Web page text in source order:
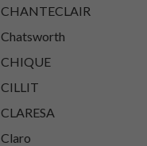
CHANTECLAIR
Chatsworth
CHIQUE
CILLIT
CLARESA
Claro